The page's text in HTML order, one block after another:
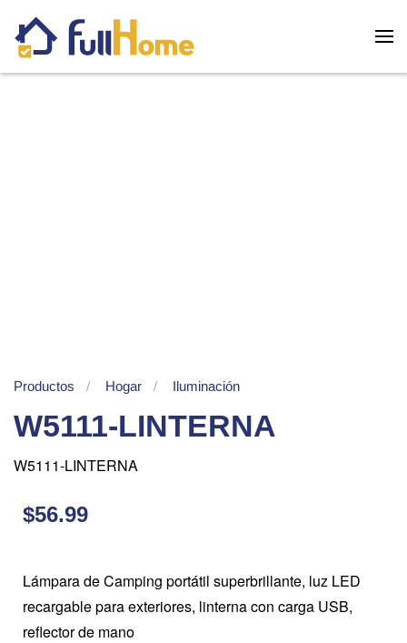
Skip to main content
Productos Hogar Iluminación
W5111-LINTERNA
W5111-LINTERNA
$56.99
Lámpara de Camping portátil superbrillante, luz LED
recargable para exteriores, linterna con carga USB,
reflector de mano